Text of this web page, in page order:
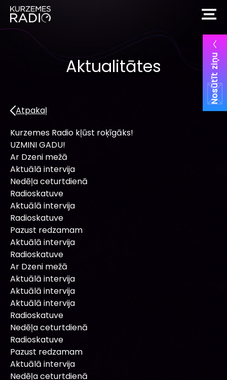
Nosūtīt ziņu
Aktualitātes
Atpakaļ
Kurzemes Radio kļūst roķīgāks!
UZMINI GADU!
Ar Dzeni mežā
Aktuālā intervija
Nedēļa ceturtdienā
Radioskatuve
Aktuālā intervija
Radioskatuve
Pazust redzamam
Aktuālā intervija
Radioskatuve
Ar Dzeni mežā
Aktuālā intervija
Aktuālā intervija
Aktuālā intervija
Radioskatuve
Nedēļa ceturtdienā
Radioskatuve
Pazust redzamam
Aktuālā intervija
Nedēļa ceturtdienā